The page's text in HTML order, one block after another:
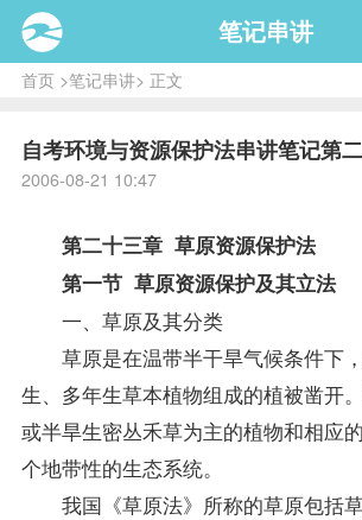
笔记串讲
首页>笔记串讲> 正文
自考环境与资源保护法串讲笔记第
2006-08-21 10:47
第二十三章 草原资源保护法
第一节 草原资源保护及其立法
一、草原及其分类
草原是在温带半干旱气候条件下
生、多年生草本植物组成的植被凿开
或半旱生密丛禾草为主的植物和相应
个地带性的生态系统。
我国《草原法》所称的草原包括